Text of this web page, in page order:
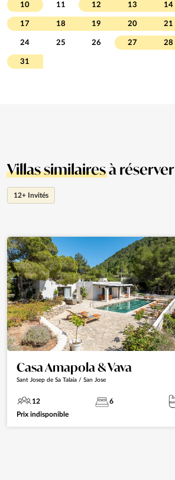
10 11 12 13 14
17 18 19 20 21
24 25 26 27 28
31
Villas similairesà réserver
12+ Invités
Casa Amapola & Vava
Sant Josep de Sa Talaia / San Jose
12 6
Prix indisponible